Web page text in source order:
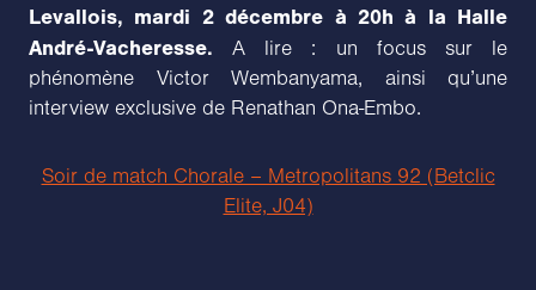
Levallois, mardi 2 décembre à 20h à la Halle
André-Vacheresse. A lire : un focus sur le
phénomène Victor Wembanyama, ainsi qu’une
interview exclusive de Renathan Ona-Embo.
Soir de match Chorale – Metropolitans 92 (Betclic
Elite, J04)